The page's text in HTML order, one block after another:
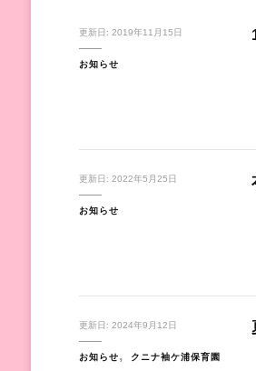
更新日: 2019年11月15日
お知らせ
更新日: 2022年5月25日
お知らせ
更新日: 2024年9月12日
お知らせ クニナ袖ケ浦保育園